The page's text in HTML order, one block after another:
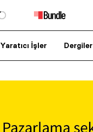
Yaratıcı İşler Dergiler